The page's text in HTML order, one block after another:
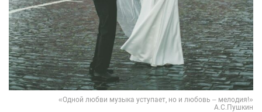
«Одной любви музыка уступает, но и любовь – мелодия!»
А.С.Пушкин